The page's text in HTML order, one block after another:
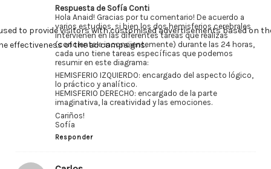
Respuesta de Sofía Conti
Hola Anaid! Gracias por tu comentario! De acuerdo a
varios estudios, si bien los dos hemisferios cerebrales
intervienen en las diferentes tareas que realizas
(conciente e inconcientemente) durante las 24 horas,
cada uno tiene tareas específicas que podemos
resumir en este diagrama:
HEMISFERIO IZQUIERDO: encargado del aspecto lógico,
lo práctico y analítico.
HEMISFERIO DERECHO: encargado de la parte
imaginativa, la creatividad y las emociones.
Cariños!
Sofía
Responder